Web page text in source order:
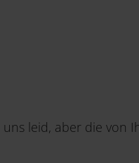
uns leid, aber die von